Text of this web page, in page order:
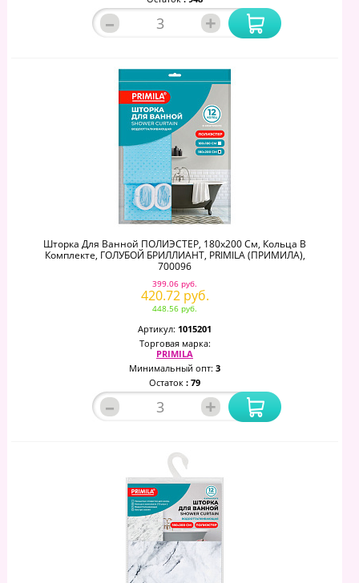
– +
Шторка Для Ванной ПОЛИЭСТЕР, 180х200 См, Кольца В
Комплекте, ГОЛУБОЙ БРИЛЛИАНТ, PRIMILA (ПРИМИЛА),
700096
399.06 руб.
420.72 руб.
448.56 руб.
Артикул: 1015201
Торговая марка:
PRIMILA
Минимальный опт: 3
Остаток : 79
– +